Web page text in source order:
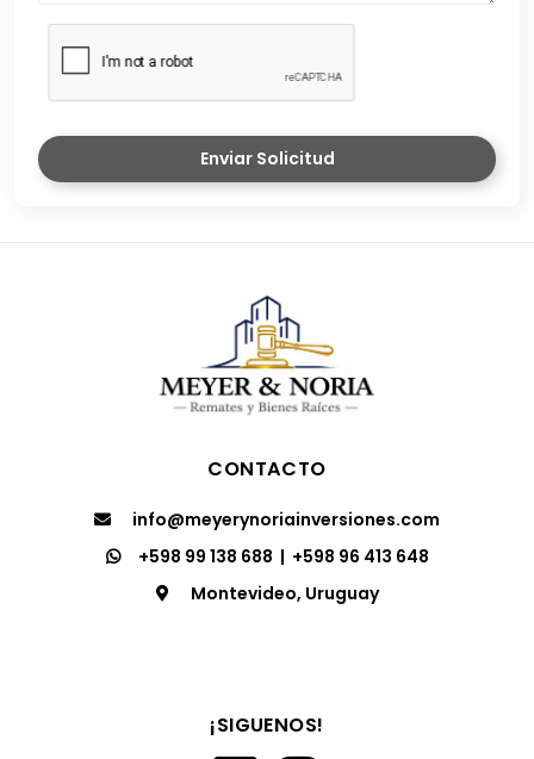
Enviar Solicitud
CONTACTO
info@meyerynoriainversiones.com
+598 99 138 688 | +598 96 413 648
Montevideo, Uruguay
¡SIGUENOS!